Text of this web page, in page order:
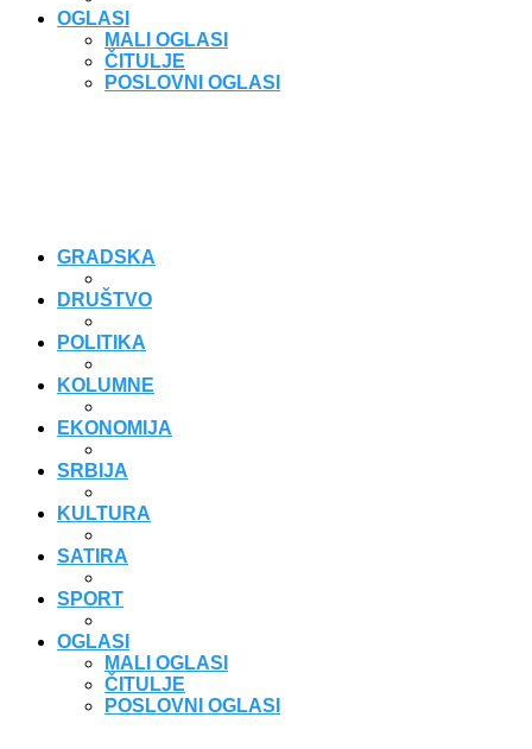
OGLASI
MALI OGLASI
ČITULJE
POSLOVNI OGLASI
GRADSKA
DRUŠTVO
POLITIKA
KOLUMNE
EKONOMIJA
SRBIJA
KULTURA
SATIRA
SPORT
OGLASI
MALI OGLASI
ČITULJE
POSLOVNI OGLASI